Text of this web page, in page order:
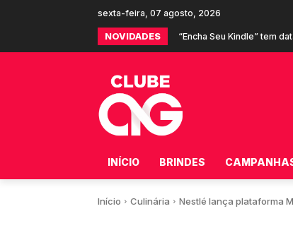
sexta-feira, 07 agosto, 2026
NOVIDADES “Encha Seu Kindle” tem
Shopee e Burger King
INÍCIO BRINDES
Início Culinária Nestlé lança plataforma